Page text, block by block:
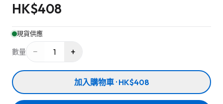
HK$408
現貨供應
數量 − 1 +
加入購物車 · HK$408